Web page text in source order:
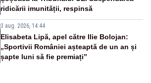
ridicării imunității, respinsă
3 aug. 2026, 14:44
Elisabeta Lipă, apel către Ilie Bolojan:
„Sportivii României așteaptă de un an și
șapte luni să fie premiați”